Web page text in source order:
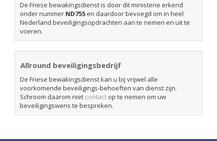
De Friese bewakingsdienst is door dit ministerie erkend
onder nummer ND755 en daardoor bevoegd om in heel
Nederland beveiligingsopdrachten aan te nemen en uit te
voeren.
Allround beveiligingsbedrijf
De Friese bewakingsdienst kan u bij vrijwel alle
voorkomende beveiligings-behoeften van dienst zijn.
Schroom daarom niet contact op te nemen om uw
beveiligingswens te bespreken.